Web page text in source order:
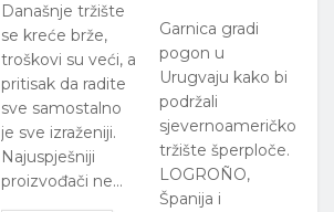
Današnje tržište
se kreće brže,
troškovi su veći, a
pritisak da radite
sve samostalno
je sve izraženiji.
Najuspješniji
proizvođači ne...
Garnica gradi
pogon u
Urugvaju kako bi
podržali
sjevernoameričko
tržište šperploče.
LOGROÑO,
Španija i